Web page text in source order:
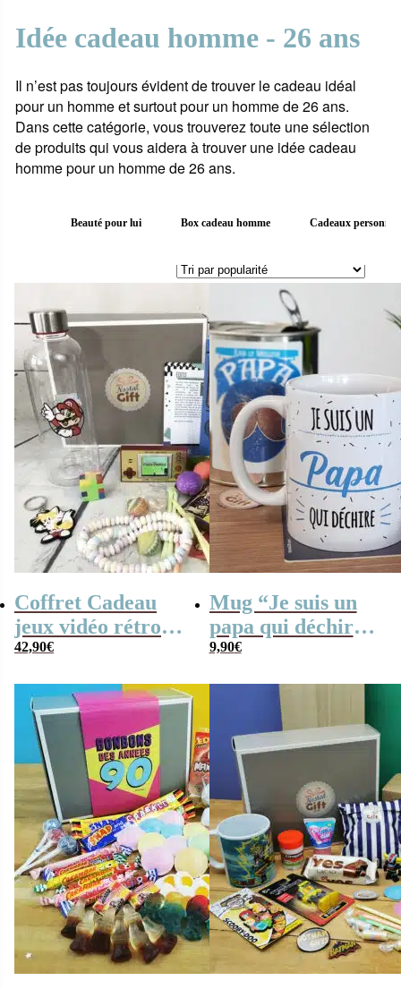
Idée cadeau homme - 26 ans
Il n’est pas toujours évident de trouver le cadeau idéal
pour un homme et surtout pour un homme de 26 ans.
Dans cette catégorie, vous trouverez toute une sélection
de produits qui vous aidera à trouver une idée cadeau
homme pour un homme de 26 ans.
Beauté pour lui Box cadeau homme Cadeaux
Coffret Cadeau
jeux vidéo rétro
(avec sa console de
42,90€
Mug “Je suis un
papa qui déchire”
– Cadeau papa
9,90€